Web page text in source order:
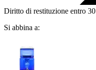
Diritto di restituzione entro
Si abbina a: